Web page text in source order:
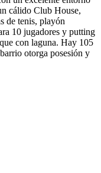
cálido Club House,
de tenis, playón
10 jugadores y putting
con laguna. Hay 105
otorga posesión y